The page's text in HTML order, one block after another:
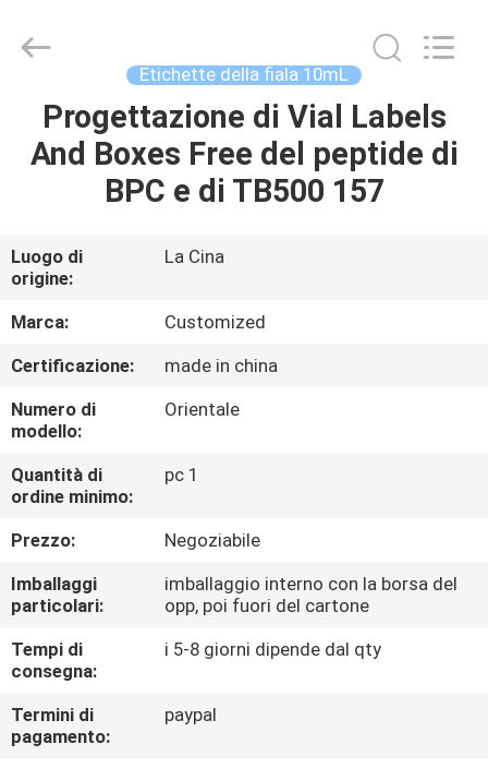
CASA
PRODOTTI
CIRCA
NOI
GIRO
DELLA
FABBRICA
CONTROLLO
DI
QUALITÀ
CONTATTICI
NOTIZIE
Industry
Etichette della fiala 10mL
Progettazione di Vial Labels
And Boxes Free del peptide di
BPC e di TB500 157
Luogo di
origine:
La Cina
Marca:
Customized
Certificazione:
made in china
Numero di
modello:
Orientale
Quantità di
ordine minimo:
pc 1
Prezzo:
Negoziabile
Imballaggi
particolari:
imballaggio interno con la borsa del
opp, poi fuori del cartone
Tempi di
consegna:
i 5-8 giorni dipende dal qty
Termini di
pagamento:
paypal